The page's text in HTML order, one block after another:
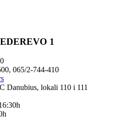
1
065/2-744-410
Danubius, lokali 110 i 111